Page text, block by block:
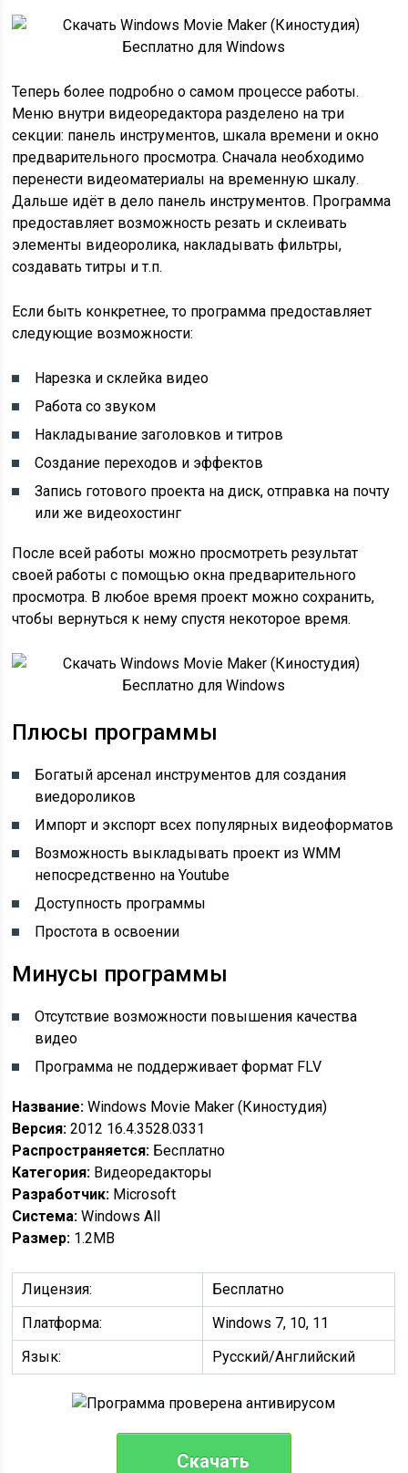
Теперь более подробно о самом процессе работы.
Меню внутри видеоредактора разделено на три
секции: панель инструментов, шкала времени и окно
предварительного просмотра. Сначала необходимо
перенести видеоматериалы на временную шкалу.
Дальше идёт в дело панель инструментов. Программа
предоставляет возможность резать и склеивать
элементы видеоролика, накладывать фильтры,
создавать титры и т.п.
Если быть конкретнее, то программа предоставляет
следующие возможности:
Нарезка и склейка видео
Работа со звуком
Накладывание заголовков и титров
Создание переходов и эффектов
Запись готового проекта на диск, отправка на почту
или же видеохостинг
После всей работы можно просмотреть результат
своей работы с помощью окна предварительного
просмотра. В любое время проект можно сохранить,
чтобы вернуться к нему спустя некоторое время.
Плюсы программы
Богатый арсенал инструментов для создания
виедороликов
Импорт и экспорт всех популярных видеоформатов
Возможность выкладывать проект из WMM
непосредственно на Youtube
Доступность программы
Простота в освоении
Минусы программы
Отсутствие возможности повышения качества
видео
Программа не поддерживает формат FLV
Название: Windows Movie Maker (Киностудия)
Версия: 2012 16.4.3528.0331
Распространяется: Бесплатно
Категория: Видеоредакторы
Разработчик: Microsoft
Cистема: Windows All
Размер: 1.2MB
Лицензия:
Бесплатно
Платформа:
Windows 7, 10, 11
Язык:
Русский/Английский
Скачать